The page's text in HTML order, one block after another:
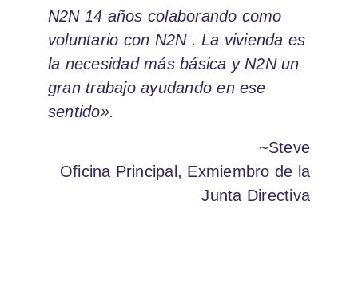
N2N 14 años colaborando como
voluntario con N2N . La vivienda es
la necesidad más básica y N2N un
gran trabajo ayudando en ese
sentido».
~Steve
Oficina Principal, Exmiembro de la
Junta Directiva